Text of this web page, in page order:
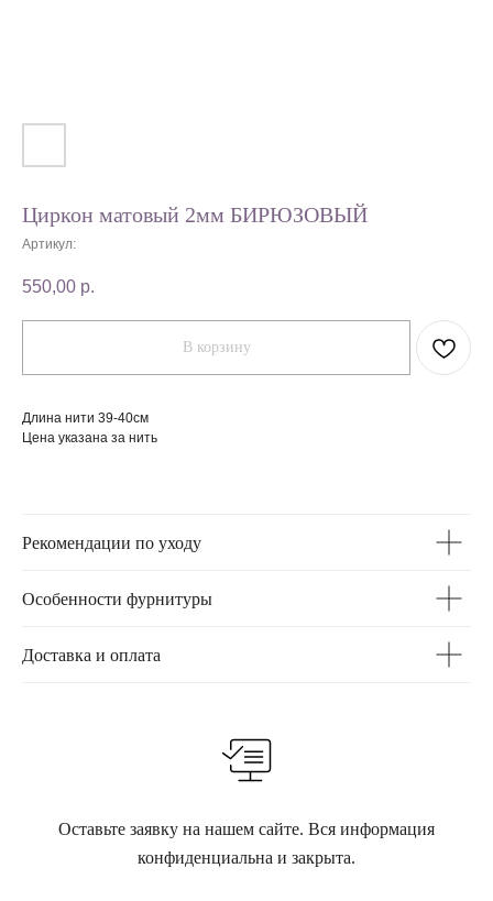
Циркон матовый 2мм БИРЮЗОВЫЙ
Артикул:
550,00 р.
В корзину
Длина нити 39-40см
Цена указана за нить
Рекомендации по уходу
Особенности фурнитуры
Доставка и оплата
Оставьте заявку на нашем сайте. Вся информация
конфиденциальна и закрыта.